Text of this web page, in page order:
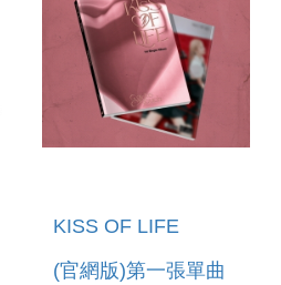
KISS OF LIFE
(官網版)第一張單曲